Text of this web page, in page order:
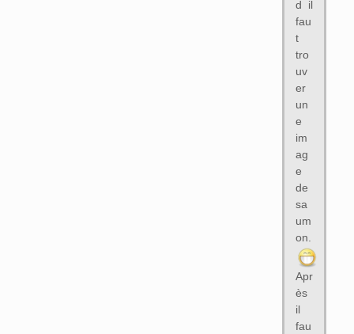
d il
fau
t
tro
uv
er
un
e
im
ag
e
de
sa
um
on.
Apr
ès
il
fau